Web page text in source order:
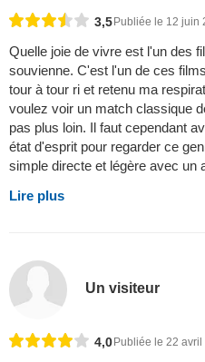
3,5 Publiée le 12 juin
Quelle joie de vivre est l'un des
souvienne. C'est l'un de ces
tour à tour ri et retenu ma
voulez voir un match classique
pas plus loin. Il faut cependant
état d'esprit pour regarder ce
simple directe et légère avec un
Lire plus
Un visiteur
4,0Publiée le 22 avril